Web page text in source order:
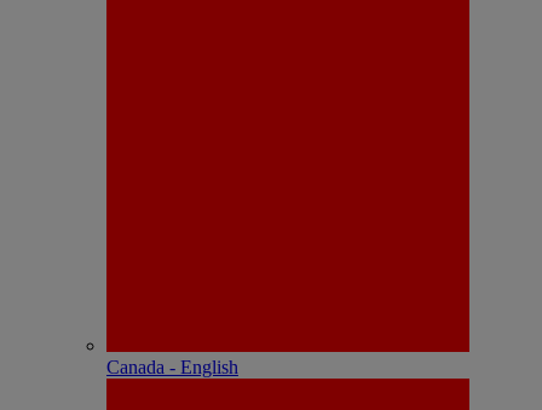
Canada - English